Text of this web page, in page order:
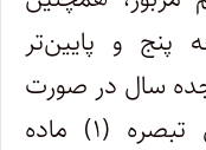
پنج و پایین‌تر
سال در صورت
داشتن بزه‌دیده، مشمول تبصره (۱) ماده